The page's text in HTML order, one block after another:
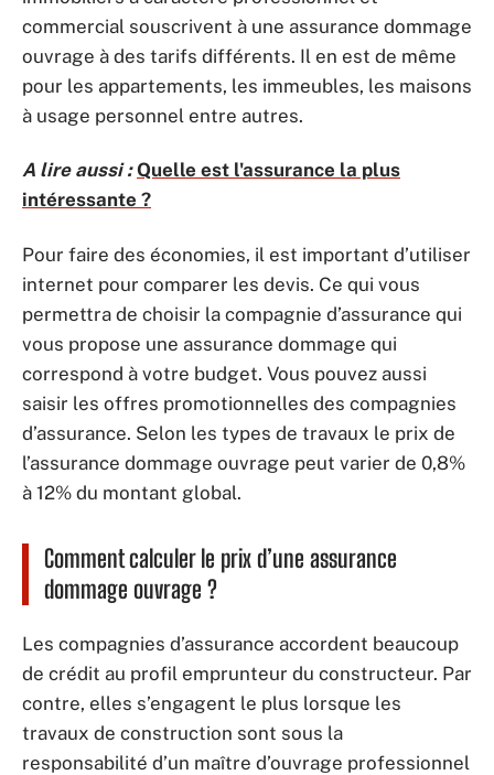
commercial souscrivent à une assurance dommage
ouvrage à des tarifs différents. Il en est de même
pour les appartements, les immeubles, les maisons
à usage personnel entre autres.
A lire aussi : Quelle est l'assurance la plus
intéressante ?
Pour faire des économies, il est important d’utiliser
internet pour comparer les devis. Ce qui vous
permettra de choisir la compagnie d’assurance qui
vous propose une assurance dommage qui
correspond à votre budget. Vous pouvez aussi
saisir les offres promotionnelles des compagnies
d’assurance. Selon les types de travaux le prix de
l’assurance dommage ouvrage peut varier de 0,8%
à 12% du montant global.
Comment calculer le prix d’une assurance
dommage ouvrage ?
Les compagnies d’assurance accordent beaucoup
de crédit au profil emprunteur du constructeur. Par
contre, elles s’engagent le plus lorsque les
travaux de construction sont sous la
responsabilité d’un maître d’ouvrage professionnel